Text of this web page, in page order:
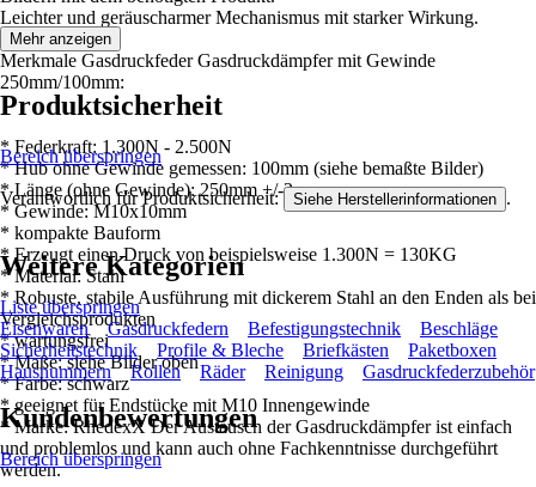
Leichter und geräuscharmer Mechanismus mit starker Wirkung.
Merkmale Gasdruckfeder Gasdruckdämpfer mit Gewinde
250mm/100mm:
* Federkraft: 1.300N - 2.500N
* Hub ohne Gewinde gemessen: 100mm (siehe bemaßte Bilder)
* Länge (ohne Gewinde): 250mm +/-2mm
* Gewinde: M10x10mm
* kompakte Bauform
* Erzeugt einen Druck von beispielsweise 1.300N = 130KG
* Material: Stahl
* Robuste, stabile Ausführung mit dickerem Stahl an den Enden als bei
Vergleichsprodukten
* wartungsfrei
* Maße: siehe Bilder oben
* Farbe: schwarz
* geeignet für Endstücke mit M10 Innengewinde
* Marke: RhedexX Der Austausch der Gasdruckdämpfer ist einfach
und problemlos und kann auch ohne Fachkenntnisse durchgeführt
werden.
Mehr anzeigen
Produktsicherheit
Bereich überspringen
Verantwortlich für Produktsicherheit: Siehe Herstellerinformationen .
Weitere Kategorien
Liste überspringen
Eisenwaren
Gasdruckfedern Befestigungstechnik
Beschläge
Sicherheitstechnik
Profile & Bleche Briefkästen
Paketboxen
Hausnummern
Rollen Räder Reinigung Gasdruckfederzubehör
Kundenbewertungen
Bereich überspringen